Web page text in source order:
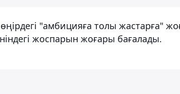
"амбицияға толы жастарға"
жоспарын жоғары бағалады.